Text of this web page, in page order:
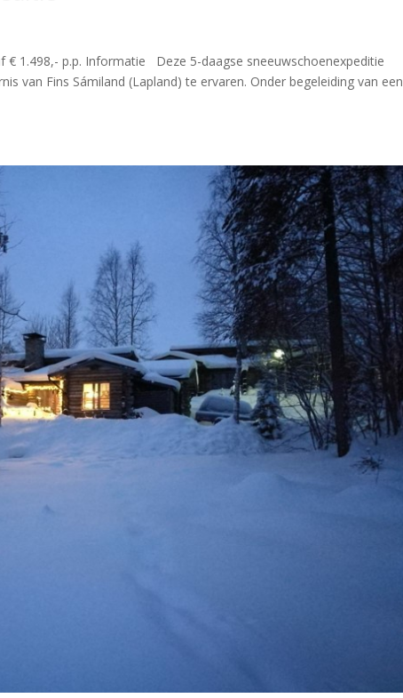
€ 1.498,- p.p. Informatie Deze 5-daagse sneeuwschoenexpeditie
van Fins Sámiland (Lapland) te ervaren. Onder begeleiding van een